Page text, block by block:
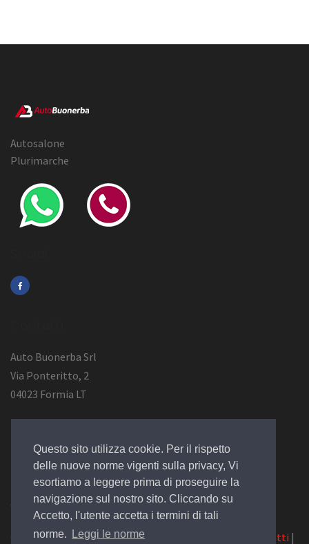
Questo sito utilizza cookie. Per il rispetto
delle nuove norme vigenti sulla privacy, Vi
esortiamo a leggere prima di proseguire la
navigazione sul nostro sito. Cliccando su
Accetto, l'utente accetta i termini di tali
norme.
Leggi le norme
Autosalone
Plurimarche
Auto Buonerba Srl
Via Ponteritto, 2
04023 Formia LT
P.Iva 01473730594
© 2019 Design byEGSoft
Cookie|Privacy Law|Azienda Contatti |